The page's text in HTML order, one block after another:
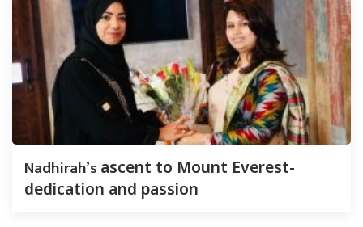
Nadhirah’s ascent to Mount Everest-
dedication and passion